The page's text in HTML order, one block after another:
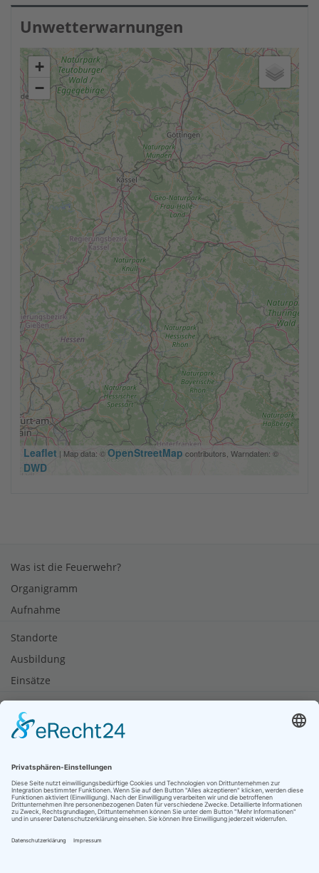
Unwetterwarnungen
+
−
Leaflet | Map data: ©OpenStreetMap contributors, Warndaten: ©
DWD
Was ist die Feuerwehr?
Organigramm
Aufnahme
Standorte
Ausbildung
Einsätze
Brandschutztipps
Soziale Netzwerke